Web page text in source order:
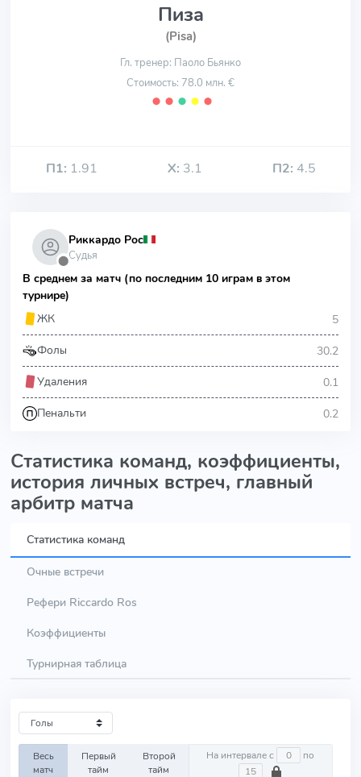
Пиза
(Pisa)
Гл. тренер: Паоло Бьянко
Стоимость: 78.0 млн. €
⬤ ⬤ ⬤ ⬤ ⬤
П1: 1.91 Х: 3.1 П2: 4.5
⬤
Риккардо Рос
Судья
В среднем за матч (по последним 10 играм в этом
турнире)
ЖК
5
Фолы 30.2
Удаления 0.1
Пенальти 0.2
Статистика команд, коэффициенты,
история личных встреч, главный
арбитр матча
Статистика команд
Очные встречи
Рефери Riccardo Ros
Коэффициенты
Турнирная таблица
Весь
матч
Первый
тайм
Второй
тайм
На интервале с по